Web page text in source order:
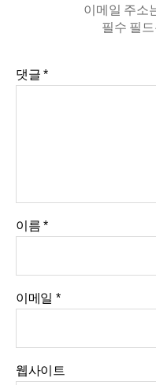
이메일 주소
필수 필
댓글*
이름*
이메일 *
웹사이트